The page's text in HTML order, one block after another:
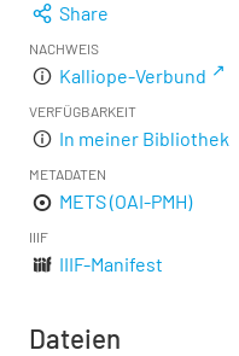
Share
NACHWEIS
Kalliope-Verbund
VERFÜGBARKEIT
In meiner Bibliothek
METADATEN
METS (OAI-PMH)
IIIF
IIIF-Manifest
Dateien